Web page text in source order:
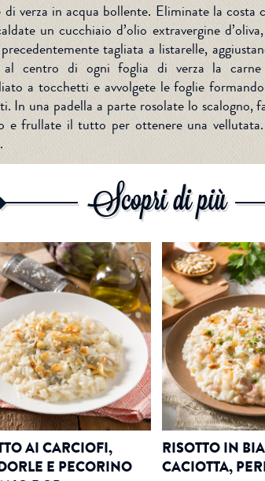
verza in acqua bollente. Eliminate la costa
un cucchiaio d’olio extravergine
tagliata a listarelle,
al centro di ogni foglia di verza la
a tocchetti e avvolgete le foglie
In una padella a parte rosolate lo scalogno,
e frullate il tutto per ottenere una
Scopri di più
AI CARCIOFI,
E PECORINO
RISOTTO IN
CACIOTTA,